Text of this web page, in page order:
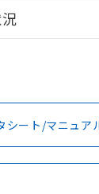
以上
グイン/会員登録
利用いただく前
・凡例
・凡例
型式承認
ルウェー
BV
（
シート/マニュア